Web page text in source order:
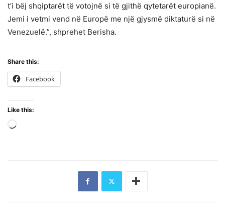
t’i bëj shqiptarët të votojnë si të gjithë qytetarët europianë.
Jemi i vetmi vend në Europë me një gjysmë diktaturë si në
Venezuelë.”, shprehet Berisha.
Share this:
Facebook
Like this: